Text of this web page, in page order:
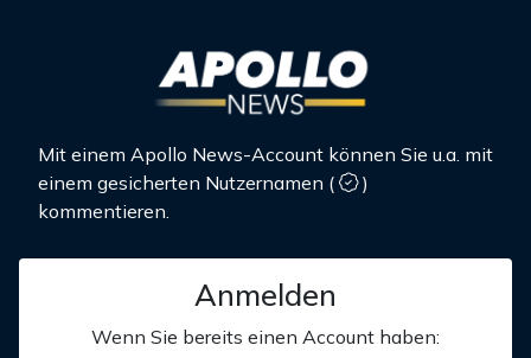
Mit einem Apollo News-Account können Sie u.a. mit
einem gesicherten Nutzernamen (
)
kommentieren.
Anmelden
Wenn Sie bereits einen Account haben: